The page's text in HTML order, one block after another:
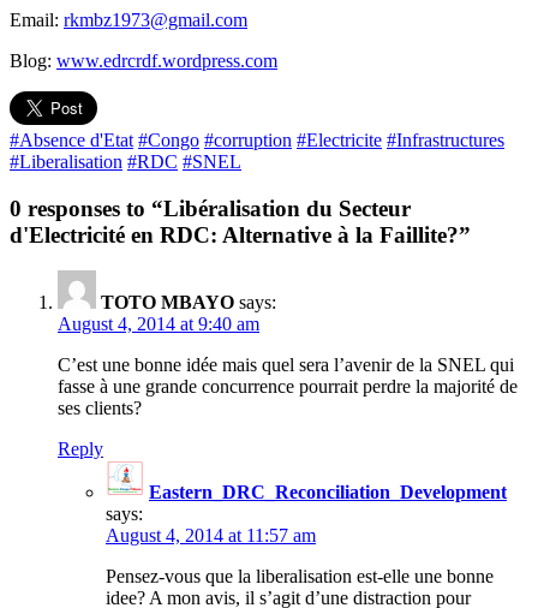
Email: rkmbz1973@gmail.com
Blog: www.edrcrdf.wordpress.com
#Absence d'Etat #Congo #corruption #Electricite #Infrastructures
#Liberalisation #RDC #SNEL
0 responses to “Libéralisation du Secteur
d'Electricité en RDC: Alternative à la Faillite?”
TOTO MBAYO says:
August 4, 2014 at 9:40 am
C’est une bonne idée mais quel sera l’avenir de la SNEL qui
fasse à une grande concurrence pourrait perdre la majorité de
ses clients?
Reply
Eastern_DRC_Reconciliation_Development
says:
August 4, 2014 at 11:57 am
Pensez-vous que la liberalisation est-elle une bonne
idee? A mon avis, il s’agit d’une distraction pour